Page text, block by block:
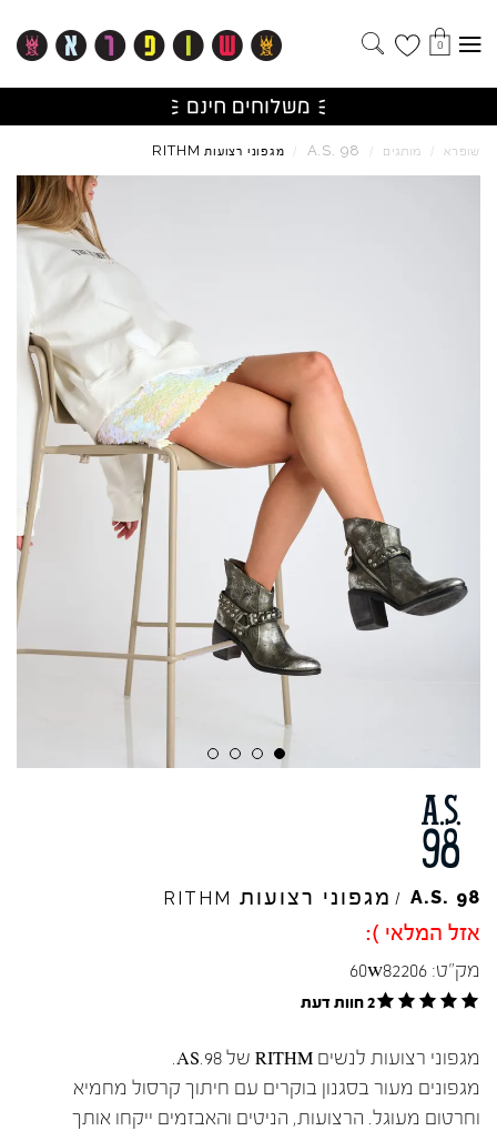
0
שופרא / מותגים /
A.S. 98
/ מגפוני רצועות RITHM
A.S. 98
/ מגפוני רצועות RITHM
אזל המלאי ):
מק"ט: 60w82206
2 חוות דעת
מגפוני רצועות לנשים RITHM של AS.98.
מגפונים מעור בסגנון בוקרים עם חיתוך קרסול מחמיא
וחרטום מעוגל. הרצועות, הניטים והאבזמים ייקחו אותך